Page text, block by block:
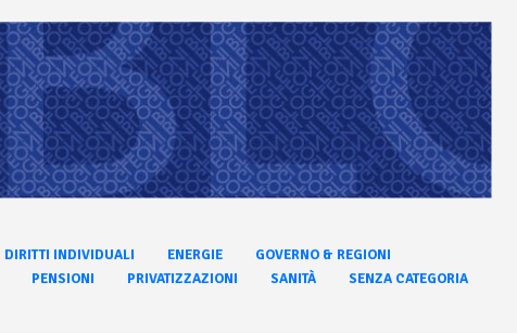
DIRITTI INDIVIDUALI ENERGIE
GOVERNO & REGIONI
PENSIONI PRIVATIZZAZIONI SANITÀ
SENZA CATEGORIA